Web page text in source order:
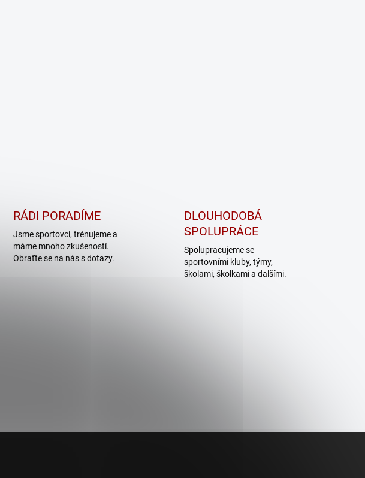
RÁDI PORADÍME
Jsme sportovci, trénujeme a
máme mnoho zkušeností.
Obraťte se na nás s dotazy.
DLOUHODOBÁ
SPOLUPRÁCE
Spolupracujeme se
sportovními kluby, týmy,
školami, školkami a dalšími.